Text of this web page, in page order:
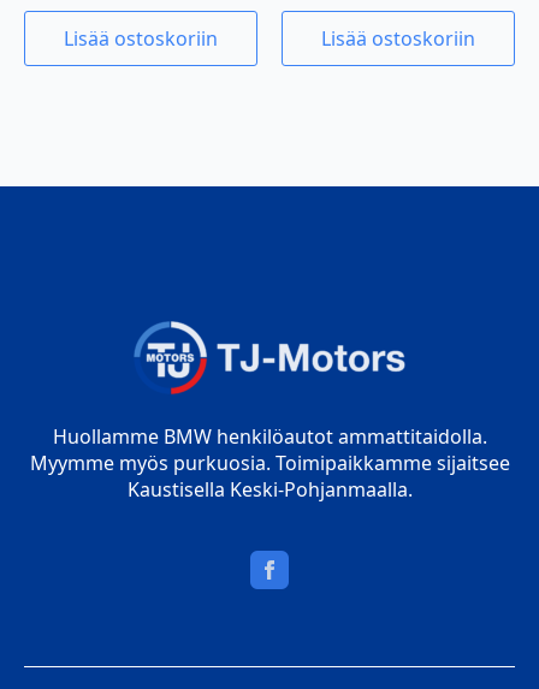
Lisää ostoskoriin Lisää ostoskoriin
Huollamme BMW henkilöautot ammattitaidolla.
Myymme myös purkuosia. Toimipaikkamme sijaitsee
Kaustisella Keski-Pohjanmaalla.